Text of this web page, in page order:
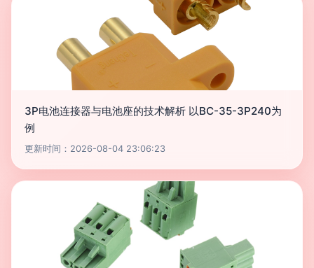
3P电池连接器与电池座的技术解析 以BC-35-3P240为
例
更新时间：2026-08-04 23:06:23